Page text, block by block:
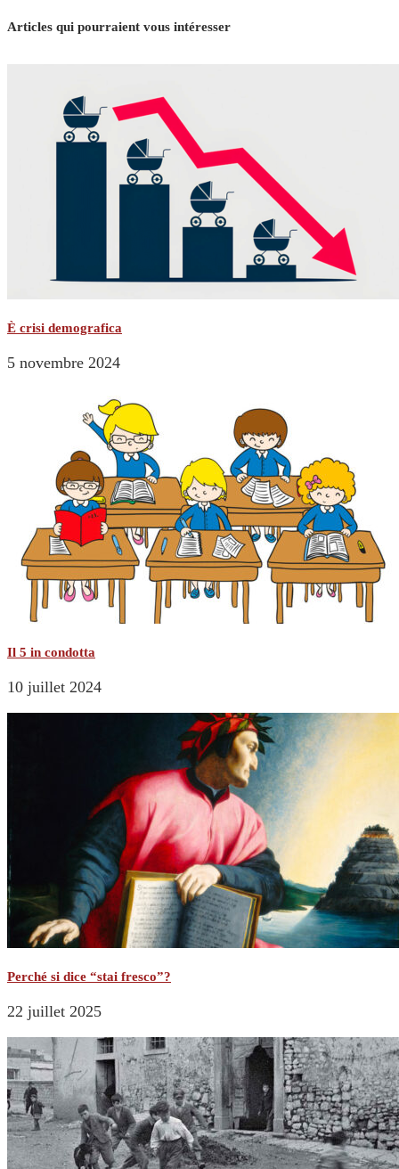
Articles qui pourraient vous intéresser
È crisi demografica
5 novembre 2024
Il 5 in condotta
10 juillet 2024
Perché si dice “stai fresco”?
22 juillet 2025